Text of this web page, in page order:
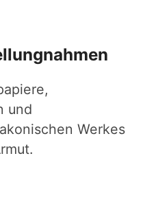
und
Werkes